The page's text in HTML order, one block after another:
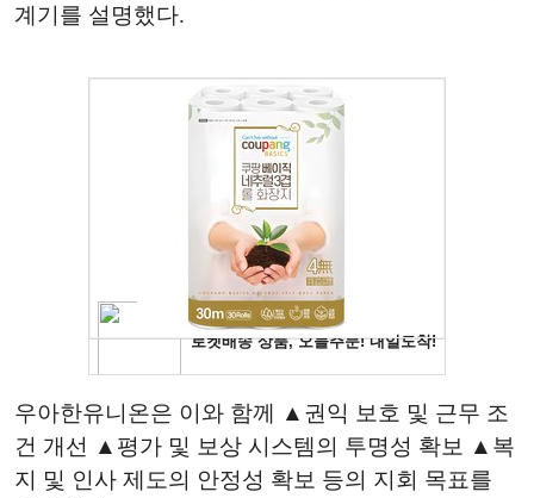
계기를 설명했다.
우아한유니온은 이와 함께 ▲권익 보호 및 근무 조
건 개선 ▲평가 및 보상 시스템의 투명성 확보 ▲복
지 및 인사 제도의 안정성 확보 등의 지회 목표를